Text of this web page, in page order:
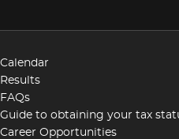
Calendar
Results
FAQs
Guide to obtaining your tax
Career Opportunities